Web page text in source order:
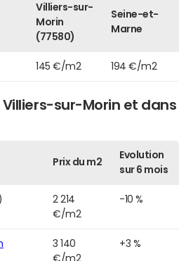
Villiers-sur-
Morin
(77580)
Seine-et-
Marne
145 €/m2 194 €/m2
Villiers-sur-Morin et dans
Prix du m2
Evolution
sur 6 mois
2 214
€/m2
-10 %
3 140
€/m2
+3 %